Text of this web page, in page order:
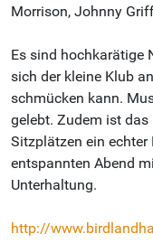
Morrison, Johnny
Es sind hochkarätige
sich der kleine Klub
schmücken kann.
gelebt. Zudem ist
Sitzplätzen ein echter
entspannten Abend
Unterhaltung.
http://